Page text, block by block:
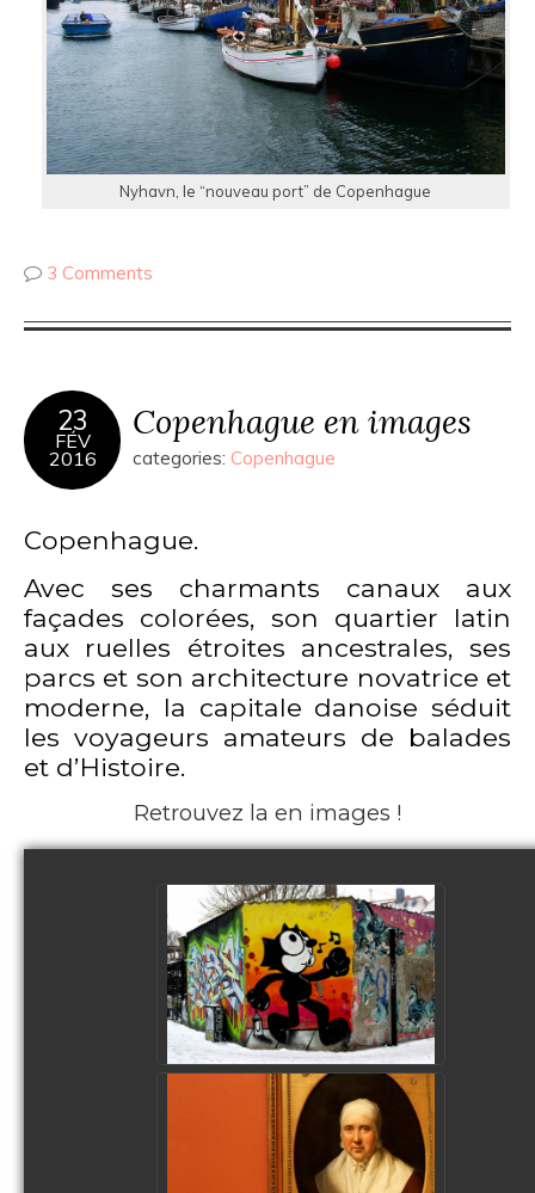
Nyhavn, le “nouveau port” de Copenhague
3 Comments
23
FÉV
2016
Copenhague en images
categories: Copenhague
Copenhague.
Avec ses charmants canaux aux
façades colorées, son quartier latin
aux ruelles étroites ancestrales, ses
parcs et son architecture novatrice et
moderne, la capitale danoise séduit
les voyageurs amateurs de balades
et d’Histoire.
Retrouvez la en images !